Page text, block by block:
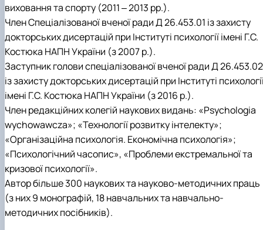
виховання та спорту (2011 ‒ 2013 рр.).
Член Спеціалізованої вченої ради Д 26.453.01 із захисту
докторських дисертацій при Інституті психології імені Г.С.
Костюка НАПН України (з 2007 р.).
Заступник голови спеціалізованої вченої ради Д 26.453.02
із захисту докторських дисертацій при Інституті
імені Г.С. Костюка НАПН України (з 2016 р.).
Член редакційних колегій наукових видань: «Psychologia
wychowawcza»; «Технології розвитку інтелекту»;
«Організаційна психологія. Економічна психологія»;
«Психологічний часопис», «Проблеми екстремальної та
кризової психології».
Автор більше 300 наукових та науково-методичних праць
(з них 9 монографій, 18 навчальних та навчально-
методичних посібників).